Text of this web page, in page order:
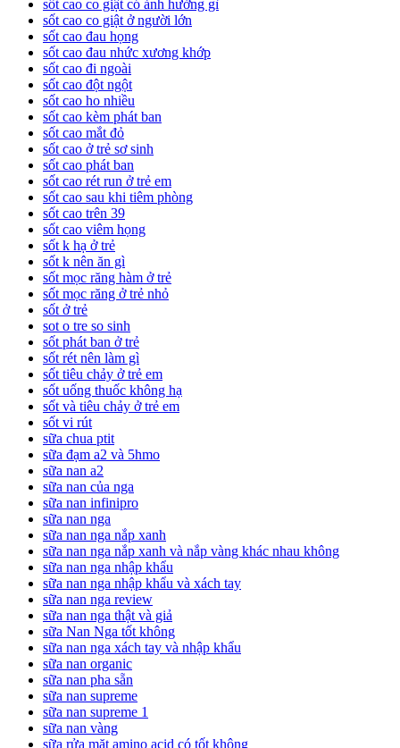
sốt cao co giật có ảnh hưởng gì
sốt cao co giật ở người lớn
sốt cao đau họng
sốt cao đau nhức xương khớp
sốt cao đi ngoài
sốt cao đột ngột
sốt cao ho nhiều
sốt cao kèm phát ban
sốt cao mắt đỏ
sốt cao ở trẻ sơ sinh
sốt cao phát ban
sốt cao rét run ở trẻ em
sốt cao sau khi tiêm phòng
sốt cao trên 39
sốt cao viêm họng
sốt k hạ ở trẻ
sốt k nên ăn gì
sốt mọc răng hàm ở trẻ
sốt mọc răng ở trẻ nhỏ
sốt ở trẻ
sot o tre so sinh
sốt phát ban ở trẻ
sốt rét nên làm gì
sốt tiêu chảy ở trẻ em
sốt uống thuốc không hạ
sốt và tiêu chảy ở trẻ em
sốt vi rút
sữa chua ptit
sữa đạm a2 và 5hmo
sữa nan a2
sữa nan của nga
sữa nan infinipro
sữa nan nga
sữa nan nga nắp xanh
sữa nan nga nắp xanh và nắp vàng khác nhau không
sữa nan nga nhập khẩu
sữa nan nga nhập khẩu và xách tay
sữa nan nga review
sữa nan nga thật và giả
sữa Nan Nga tốt không
sữa nan nga xách tay và nhập khẩu
sữa nan organic
sữa nan pha sẵn
sữa nan supreme
sữa nan supreme 1
sữa nan vàng
sữa rửa mặt amino acid có tốt không